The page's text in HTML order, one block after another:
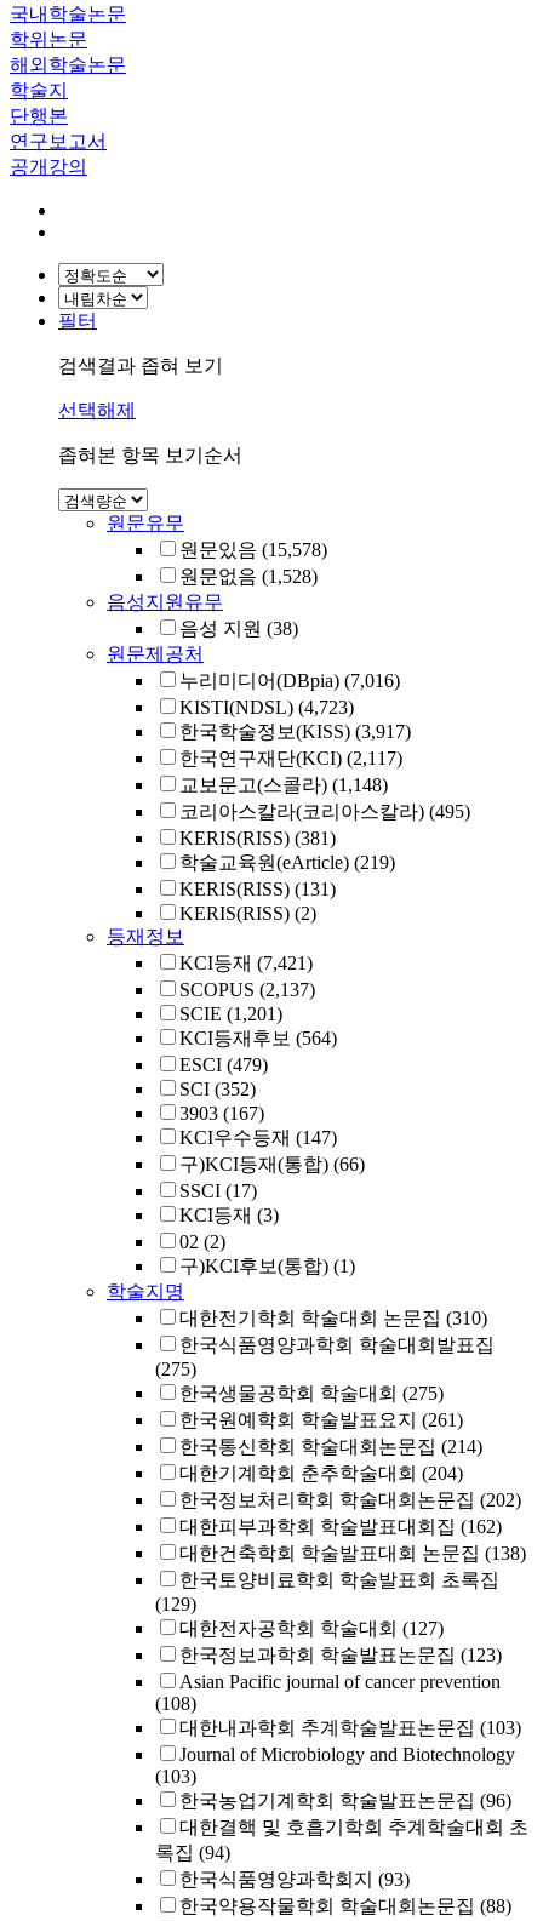
국내학술논문
학위논문
해외학술논문
학술지
단행본
연구보고서
공개강의
필터
검색결과 좁혀 보기
선택해제
좁혀본 항목 보기순서
원문유무
원문있음 (15,578)
원문없음 (1,528)
음성지원유무
음성 지원 (38)
원문제공처
누리미디어(DBpia) (7,016)
KISTI(NDSL) (4,723)
한국학술정보(KISS) (3,917)
한국연구재단(KCI) (2,117)
교보문고(스콜라) (1,148)
코리아스칼라(코리아스칼라) (495)
KERIS(RISS) (381)
학술교육원(eArticle) (219)
KERIS(RISS) (131)
KERIS(RISS) (2)
등재정보
KCI등재 (7,421)
SCOPUS (2,137)
SCIE (1,201)
KCI등재후보 (564)
ESCI (479)
SCI (352)
3903 (167)
KCI우수등재 (147)
구)KCI등재(통합) (66)
SSCI (17)
KCI등재 (3)
02 (2)
구)KCI후보(통합) (1)
학술지명
대한전기학회 학술대회 논문집 (310)
한국식품영양과학회 학술대회발표집
(275)
한국생물공학회 학술대회 (275)
한국원예학회 학술발표요지 (261)
한국통신학회 학술대회논문집 (214)
대한기계학회 춘추학술대회 (204)
한국정보처리학회 학술대회논문집 (202)
대한피부과학회 학술발표대회집 (162)
대한건축학회 학술발표대회 논문집 (138)
한국토양비료학회 학술발표회 초록집
(129)
대한전자공학회 학술대회 (127)
한국정보과학회 학술발표논문집 (123)
Asian Pacific journal of cancer prevention
(108)
대한내과학회 추계학술발표논문집 (103)
Journal of Microbiology and Biotechnology
(103)
한국농업기계학회 학술발표논문집 (96)
대한결핵 및 호흡기학회 추계학술대회 초
록집 (94)
한국식품영양과학회지 (93)
한국약용작물학회 학술대회논문집 (88)